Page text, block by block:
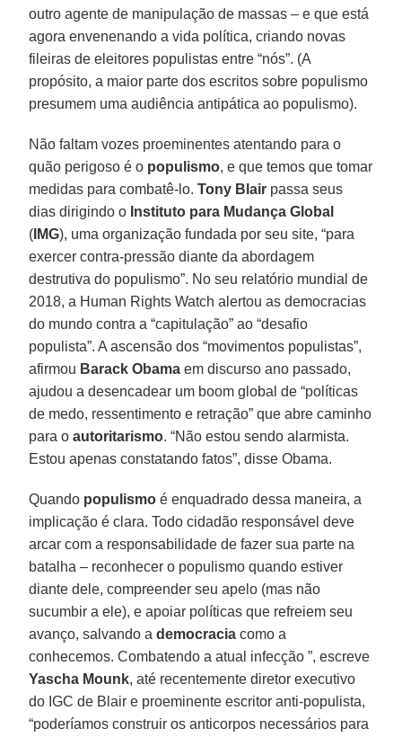
outro agente de manipulação de massas – e que está
agora envenenando a vida política, criando novas
fileiras de eleitores populistas entre “nós”. (A
propósito, a maior parte dos escritos sobre populismo
presumem uma audiência antipática ao populismo).
Não faltam vozes proeminentes atentando para o
quão perigoso é o populismo, e que temos que tomar
medidas para combatê-lo.Tony Blair passa seus
dias dirigindo o Instituto para Mudança Global
( IMG), uma organização fundada por seu site, “para
exercer contra-pressão diante da abordagem
destrutiva do populismo”. No seu relatório mundial de
2018, a Human Rights Watch alertou as democracias
do mundo contra a “capitulação” ao “desafio
populista”. A ascensão dos “movimentos populistas”,
afirmou Barack Obama em discurso ano passado,
ajudou a desencadear um boom global de “políticas
de medo, ressentimento e retração” que abre caminho
para oautoritarismo. “Não estou sendo alarmista.
Estou apenas constatando fatos”, disse Obama.
Quando populismo é enquadrado dessa maneira, a
implicação é clara. Todo cidadão responsável deve
arcar com a responsabilidade de fazer sua parte na
batalha – reconhecer o populismo quando estiver
diante dele, compreender seu apelo (mas não
sucumbir a ele), e apoiar políticas que refreiem seu
avanço, salvando ademocracia como a
conhecemos. Combatendo a atual infecção ”, escreve
Yascha Mounk, até recentemente diretor executivo
do IGC de Blair e proeminente escritor anti-populista,
“poderíamos construir os anticorpos necessários para